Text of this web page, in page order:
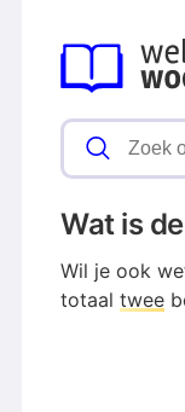
Wat is
Wil je ook
totaal twee